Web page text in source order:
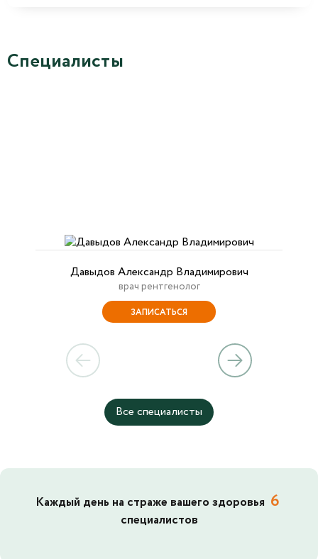
Специалисты
Давыдов Александр Владимирович
врач рентгенолог
ЗАПИСАТЬСЯ
Все специалисты
Каждый день на страже вашего здоровья 6
специалистов